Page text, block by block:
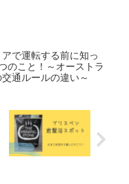
で運転する前に知っ
のこと！～オーストラ
通ルールの違い～